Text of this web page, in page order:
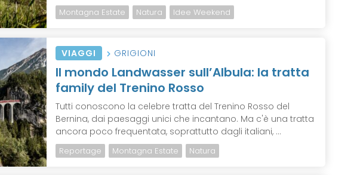
Montagna Estate Natura Idee Weekend
VIAGGI GRIGIONI
Il mondo Landwasser sull’Albula: la tratta
family del Trenino Rosso
Tutti conoscono la celebre tratta del Trenino Rosso del
Bernina, dai paesaggi unici che incantano. Ma c'è una tratta
ancora poco frequentata, soprattutto dagli italiani, ...
Reportage Montagna Estate Natura